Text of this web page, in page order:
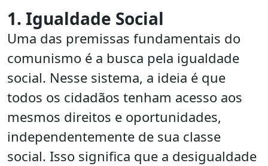
1. Igualdade Social
Uma das premissas fundamentais do
comunismo é a busca pela igualdade
social. Nesse sistema, a ideia é que
todos os cidadãos tenham acesso aos
mesmos direitos e oportunidades,
independentemente de sua classe
social. Isso significa que a desigualdade